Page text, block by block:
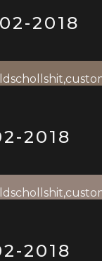
2018
2018
2018